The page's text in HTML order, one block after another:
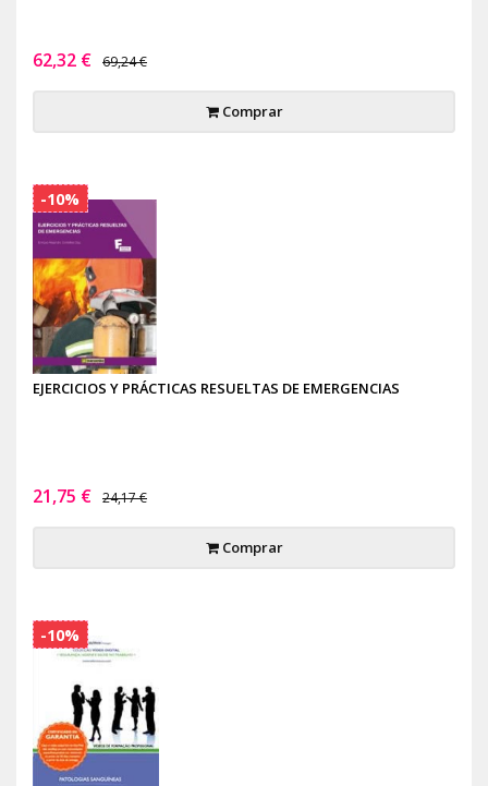
62,32 € 69,24 €
Comprar
EJERCICIOS Y PRÁCTICAS RESUELTAS DE EMERGENCIAS
21,75 € 24,17 €
Comprar
-10%
-10%